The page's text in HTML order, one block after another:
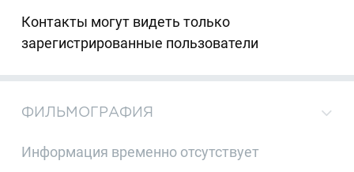
Контакты могут видеть только
зарегистрированные пользователи
ФИЛЬМОГРАФИЯ
Информация временно отсутствует